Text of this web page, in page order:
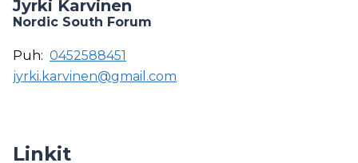
Jyrki Karvinen
Nordic South Forum
Puh: 0452588451
jyrki.karvinen@gmail.com
Linkit